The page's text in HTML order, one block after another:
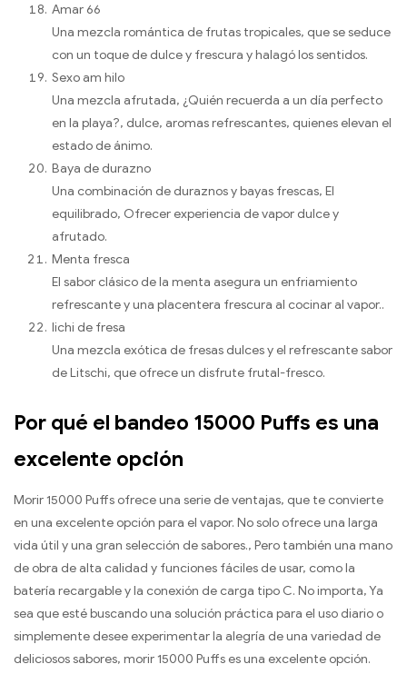
Amar 66
Una mezcla romántica de frutas tropicales, que se seduce
con un toque de dulce y frescura y halagó los sentidos.
Sexo am hilo
Una mezcla afrutada, ¿Quién recuerda a un día perfecto
en la playa?, dulce, aromas refrescantes, quienes elevan el
estado de ánimo.
Baya de durazno
Una combinación de duraznos y bayas frescas, El
equilibrado, Ofrecer experiencia de vapor dulce y
afrutado.
Menta fresca
El sabor clásico de la menta asegura un enfriamiento
refrescante y una placentera frescura al cocinar al vapor..
lichi de fresa
Una mezcla exótica de fresas dulces y el refrescante sabor
de Litschi, que ofrece un disfrute frutal-fresco.
Por qué el bandeo 15000 Puffs es una
excelente opción
Morir 15000 Puffs ofrece una serie de ventajas, que te convierte
en una excelente opción para el vapor. No solo ofrece una larga
vida útil y una gran selección de sabores., Pero también una mano
de obra de alta calidad y funciones fáciles de usar, como la
batería recargable y la conexión de carga tipo C. No importa, Ya
sea que esté buscando una solución práctica para el uso diario o
simplemente desee experimentar la alegría de una variedad de
deliciosos sabores, morir 15000 Puffs es una excelente opción.